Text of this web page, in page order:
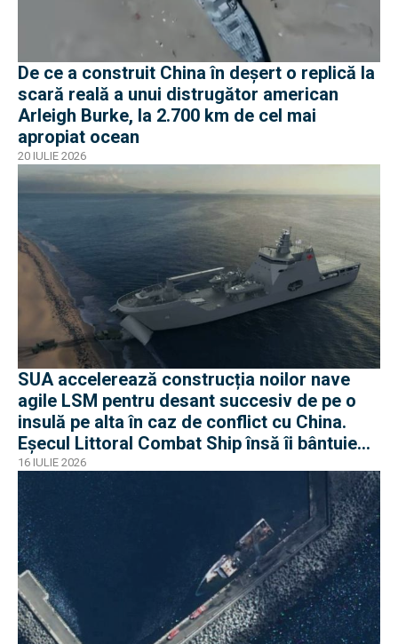
De ce a construit China în deșert o replică la
scară reală a unui distrugător american
Arleigh Burke, la 2.700 km de cel mai
apropiat ocean
20 IULIE 2026
SUA accelerează construcția noilor nave
agile LSM pentru desant succesiv de pe o
insulă pe alta în caz de conflict cu China.
Eșecul Littoral Combat Ship însă îi bântuie
pe americani
16 IULIE 2026